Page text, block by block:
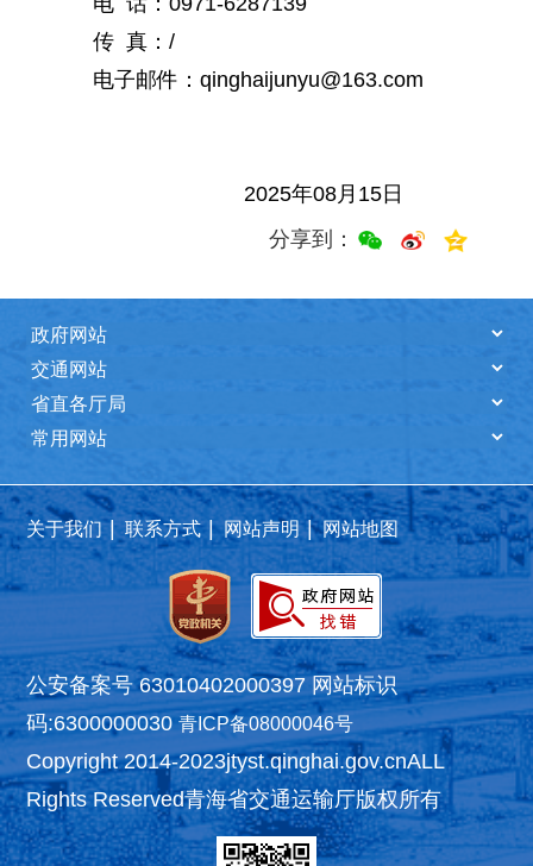
传 真：/
电子邮件：qinghaijunyu@163.com
2025年08月15日
分享到：
关于我们 | 联系方式 | 网站声明 | 网站地图
公安备案号 63010402000397 网站标识
码:6300000030青ICP备08000046号
Copyright 2014-2023jtyst.qinghai.gov.cnALL
Rights Reserved青海省交通运输厅版权所有